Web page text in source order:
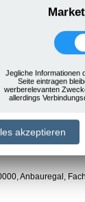
Anbauregal,
Anbauregal,
Anbauregal,
Jegliche Informationen
Seite eintragen
werberelevanten
allerdings
akzeptieren